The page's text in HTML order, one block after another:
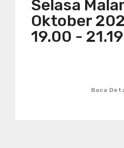
Selasa
Oktober
19.00 -
Baca